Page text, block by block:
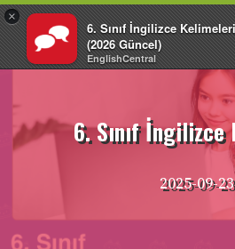
×
6. Sınıf İngilizce Kelimeleri
(2026 Güncel)
EnglishCentral
İçeriğe
6. Sınıf
2025-09-23